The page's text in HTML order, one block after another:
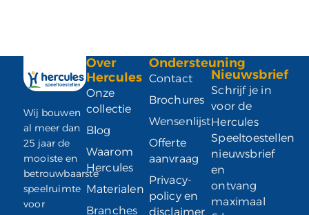
Wij bouwen
al meer dan
25 jaar de
mooiste en
betrouwbaarste
speelruimte
voor
Over
Hercules
Onze
collectie
Blog
Waarom
Hercules
Materialen
Branches
Ondersteuning
Contact
Brochures
Wensenlijst
Offerte
aanvraag
Privacy-
policy en
disclaimer
Nieuwsbrief
Schrijf je in
voor de
Hercules
Speeltoestellen
nieuwsbrief
en
ontvang
maximaal